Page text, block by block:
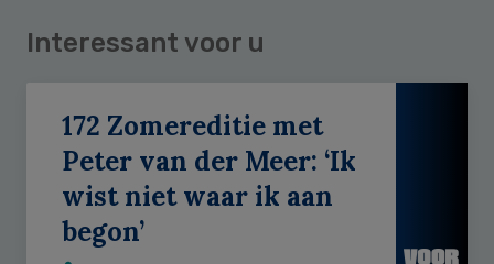
Interessant voor u
172 Zomereditie met
Peter van der Meer: ‘Ik
wist niet waar ik aan
begon’